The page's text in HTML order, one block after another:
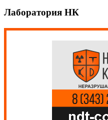
Лаборатория НК